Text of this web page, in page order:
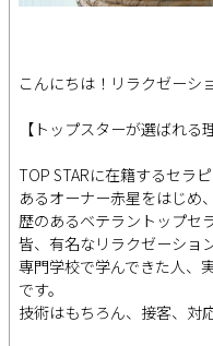
こんにちは！リラクゼーシ
【トップスターが選ばれる
TOP STARに在籍するセラ
あるオーナー赤星をはじめ
歴のあるベテラントップセ
皆、有名なリラクゼーショ
専門学校で学んできた人、
です。
技術はもちろん、接客、対